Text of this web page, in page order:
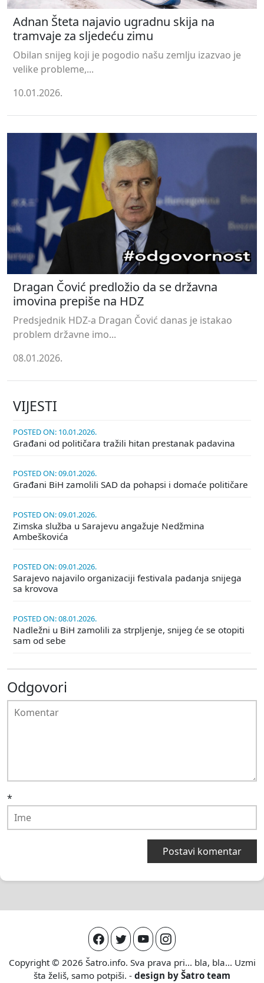
Adnan Šteta najavio ugradnu skija na
tramvaje za sljedeću zimu
Obilan snijeg koji je pogodio našu zemlju izazvao je
velike probleme,...
10.01.2026.
Dragan Čović predložio da se državna
imovina prepiše na HDZ
Predsjednik HDZ-a Dragan Čović danas je istakao
problem državne imo...
08.01.2026.
VIJESTI
POSTED ON: 10.01.2026.
Građani od političara tražili hitan prestanak padavina
POSTED ON: 09.01.2026.
Građani BiH zamolili SAD da pohapsi i domaće političare
POSTED ON: 09.01.2026.
Zimska služba u Sarajevu angažuje Nedžmina
Ambeškovića
POSTED ON: 09.01.2026.
Sarajevo najavilo organizaciji festivala padanja snijega
sa krovova
POSTED ON: 08.01.2026.
Nadležni u BiH zamolili za strpljenje, snijeg će se otopiti
sam od sebe
Odgovori
*
Copyright © 2026 Šatro.info. Sva prava pri... bla, bla... Uzmi
šta želiš, samo potpiši. - design by Šatro team